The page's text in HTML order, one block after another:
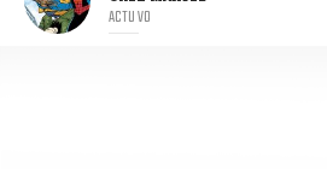
ACTU VO